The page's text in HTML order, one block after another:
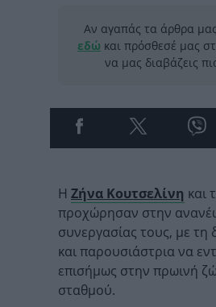
Αν αγαπάς τα άρθρα
εδώ και πρόσθεσέ μας
να μας διαβάζεις
Η Ζήνα Κουτσελίνη και
προχώρησαν στην
συνεργασίας τους, με τη
και παρουσιάστρια να
επισήμως στην πρωινή
σταθμού.